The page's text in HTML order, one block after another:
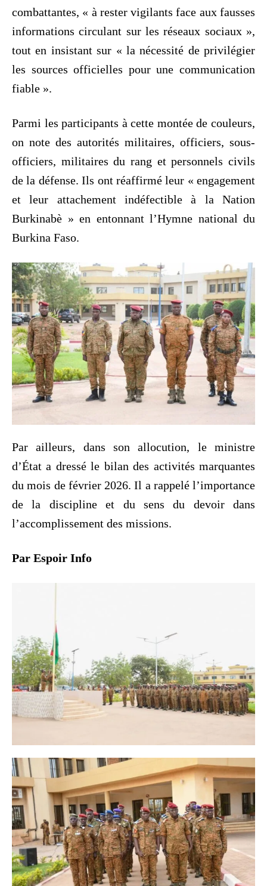
combattantes, « à rester vigilants face aux fausses
informations circulant sur les réseaux sociaux »,
tout en insistant sur « la nécessité de privilégier
les sources officielles pour une communication
fiable ».
Parmi les participants à cette montée de couleurs,
on note des autorités militaires, officiers, sous-
officiers, militaires du rang et personnels civils
de la défense. Ils ont réaffirmé leur « engagement
et leur attachement indéfectible à la Nation
Burkinabè » en entonnant l’Hymne national du
Burkina Faso.
Par ailleurs, dans son allocution, le ministre
d’État a dressé le bilan des activités marquantes
du mois de février 2026. Il a rappelé l’importance
de la discipline et du sens du devoir dans
l’accomplissement des missions.
Par Espoir Info